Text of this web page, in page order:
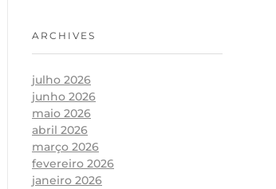
ARCHIVES
julho 2026
junho 2026
maio 2026
abril 2026
março 2026
fevereiro 2026
janeiro 2026